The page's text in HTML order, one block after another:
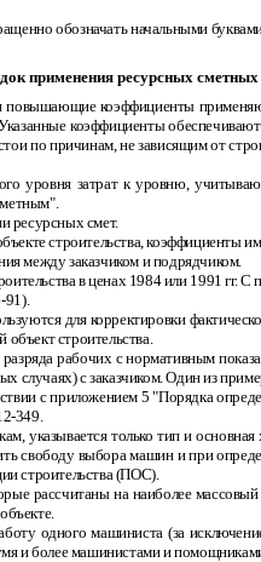
обозначать начальными
применения ресурсных
коэффициенты
коэффициенты
по причинам, не зависящим от
уровня затрат к уровню,
ресурсных смет.
строительства,
между заказчиком и подрядчиком.
в ценах 1984 или 1991
-91).
для корректировки
строительства.
рабочих с нормативным
с заказчиком. Один из
с приложением 5 "Порядка
-349.
только тип и
выбора машин и при
строительства (ПОС).
на наиболее
одного машиниста (за
более машинистами и помощниками